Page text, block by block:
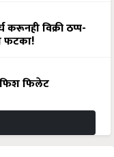
विक्री ठप्प-
फटका!
फिश फिलेट